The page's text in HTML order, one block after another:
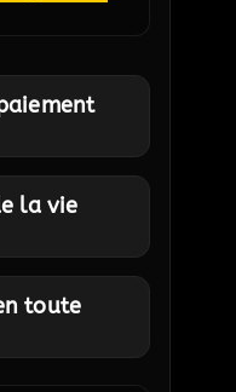
la vie
toute